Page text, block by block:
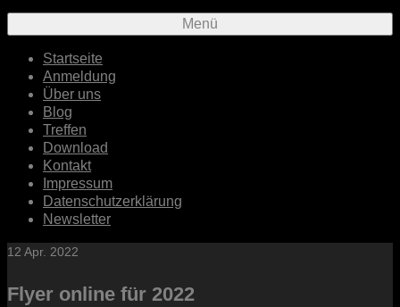
Menü
Startseite
Anmeldung
Über uns
Blog
Treffen
Download
Kontakt
Impressum
Datenschutzerklärung
Newsletter
12 Apr. 2022
Flyer online für 2022